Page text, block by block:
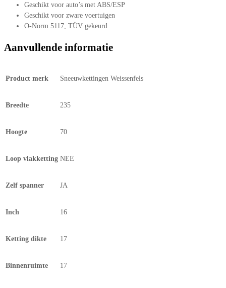
Geschikt voor auto’s met ABS/ESP
Geschikt voor zware voertuigen
O-Norm 5117, TÜV gekeurd
Aanvullende informatie
Product merk Sneeuwkettingen Weissenfels
Breedte 235
Hoogte 70
Loop vlakketting NEE
Zelf spanner JA
Inch 16
Ketting dikte 17
Binnenruimte 17